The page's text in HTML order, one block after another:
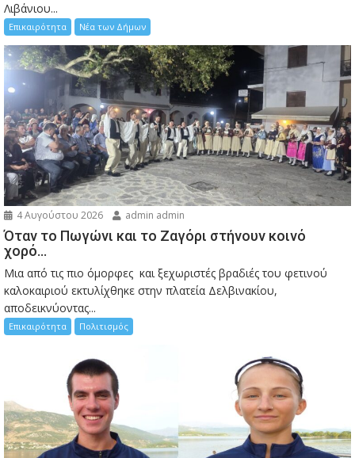
Λιβάνιου...
Επικαιρότητα Νέα των Δήμων
4 Αυγούστου 2026 admin admin
Όταν το Πωγώνι και το Ζαγόρι στήνουν κοινό
χορό…
Μια από τις πιο όμορφες και ξεχωριστές βραδιές του φετινού
καλοκαιριού εκτυλίχθηκε στην πλατεία Δελβινακίου,
αποδεικνύοντας...
Επικαιρότητα Πολιτισμός